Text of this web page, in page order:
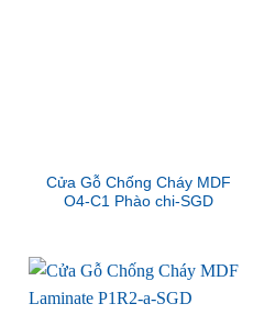
Cửa Gỗ Chống Cháy MDF
O4-C1 Phào chi-SGD